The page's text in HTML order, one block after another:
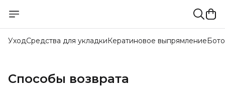
УходСредства для укладкиКератиновое выпрямление
Способы возврата